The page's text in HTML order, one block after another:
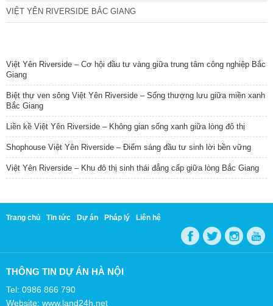
VIỆT YÊN RIVERSIDE BẮC GIANG
Việt Yên Riverside – Cơ hội đầu tư vàng giữa trung tâm công nghiệp Bắc
Giang
Biệt thự ven sông Việt Yên Riverside – Sống thượng lưu giữa miền xanh
Bắc Giang
Liền kề Việt Yên Riverside – Không gian sống xanh giữa lòng đô thị
Shophouse Việt Yên Riverside – Điểm sáng đầu tư sinh lời bền vững
Việt Yên Riverside – Khu đô thị sinh thái đẳng cấp giữa lòng Bắc Giang
Trang chủ Tin tức Dự án Pháp lý Liên hệ
THÔNG TIN DỰ ÁN HÀ NỘI
Tel: 0986 866 790
Website: www.land24h.net